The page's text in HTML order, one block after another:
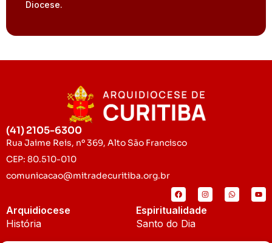
Diocese.
(41) 2105-6300
Rua Jaime Reis, nº 369, Alto São Francisco
CEP: 80.510-010
comunicacao@mitradecuritiba.org.br
Arquidiocese
História
Espiritualidade
Santo do Dia